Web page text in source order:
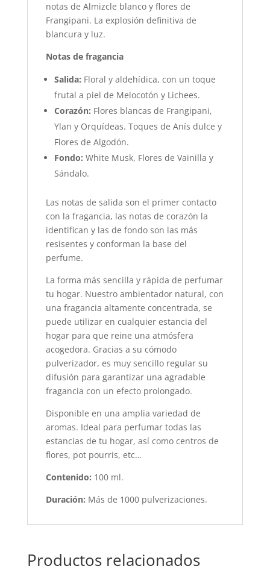
notas de Almizcle blanco y flores de
Frangipani. La explosión definitiva de
blancura y luz.
Notas de fragancia
Salida: Floral y aldehídica, con un toque
frutal a piel de Melocotón y Lichees.
Corazón: Flores blancas de Frangipani,
Ylan y Orquídeas. Toques de Anís dulce y
Flores de Algodón.
Fondo: White Musk, Flores de Vainilla y
Sándalo.
Las notas de salida son el primer contacto
con la fragancia, las notas de corazón la
identifican y las de fondo son las más
resisentes y conforman la base del
perfume.
La forma más sencilla y rápida de perfumar
tu hogar. Nuestro ambientador natural, con
una fragancia altamente concentrada, se
puede utilizar en cualquier estancia del
hogar para que reine una atmósfera
acogedora. Gracias a su cómodo
pulverizador, es muy sencillo regular su
difusión para garantizar una agradable
fragancia con un efecto prolongado.
Disponible en una amplia variedad de
aromas. Ideal para perfumar todas las
estancias de tu hogar, así como centros de
flores, pot pourris, etc…
Contenido: 100 ml.
Duración: Más de 1000 pulverizaciones.
Productos relacionados